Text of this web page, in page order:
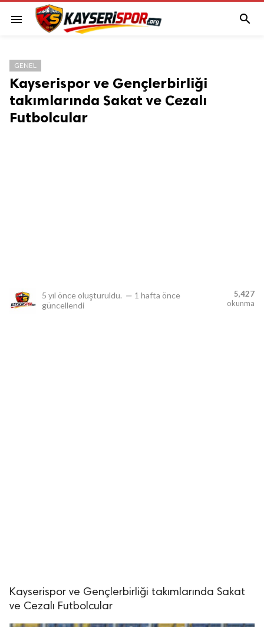
menu 
GENEL
Kayserispor ve Gençlerbirliği
takımlarında Sakat ve Cezalı
Futbolcular
5 yıl önce oluşturuldu. — 1 hafta önce
güncellendi
5,427
okunma
Kayserispor ve Gençlerbirliği takımlarında Sakat
ve Cezalı Futbolcular